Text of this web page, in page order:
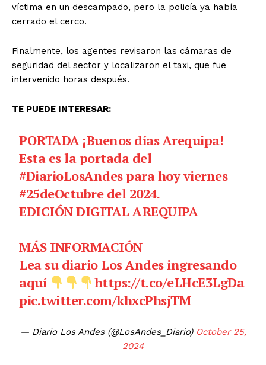
víctima en un descampado, pero la policía ya había
cerrado el cerco.
Finalmente, los agentes revisaron las cámaras de
seguridad del sector y localizaron el taxi, que fue
intervenido horas después.
TE PUEDE INTERESAR:
PORTADA ¡Buenos días Arequipa!
Esta es la portada del
#DiarioLosAndespara hoy viernes
#25deOctubredel 2024.
EDICIÓN DIGITAL AREQUIPA
MÁS INFORMACIÓN
Lea su diario Los Andes ingresando
aquí
https://t.co/eLHcE3LgDa
pic.twitter.com/khxcPhsjTM
— Diario Los Andes (@LosAndes_Diario) October 25,
2024